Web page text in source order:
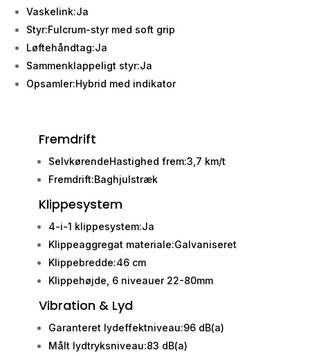
Vaskelink:Ja
Styr:Fulcrum-styr med soft grip
Løftehåndtag:Ja
Sammenklappeligt styr:Ja
Opsamler:Hybrid med indikator
Fremdrift
SelvkørendeHastighed frem:3,7 km/t
Fremdrift:Baghjulstræk
Klippesystem
4-i-1 klippesystem:Ja
Klippeaggregat materiale:Galvaniseret
Klippebredde:46 cm
Klippehøjde, 6 niveauer 22-80mm
Vibration & Lyd
Garanteret lydeffektniveau:96 dB(a)
Målt lydtryksniveau:83 dB(a)